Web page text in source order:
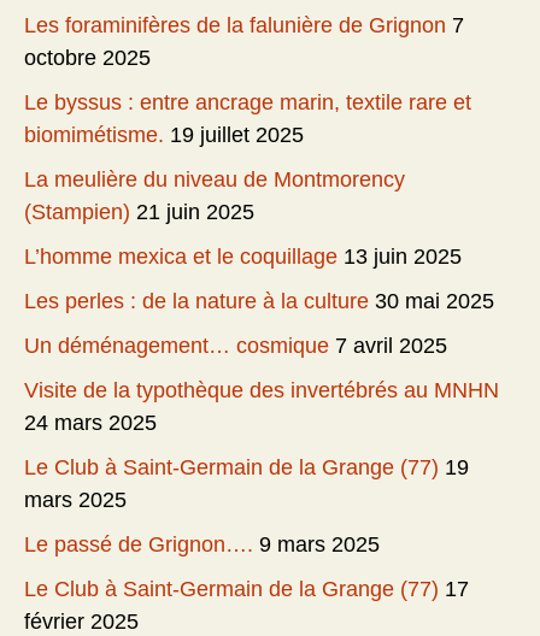
Les foraminifères de la falunière de Grignon 7
octobre 2025
Le byssus : entre ancrage marin, textile rare et
biomimétisme. 19 juillet 2025
La meulière du niveau de Montmorency
(Stampien) 21 juin 2025
L’homme mexica et le coquillage 13 juin 2025
Les perles : de la nature à la culture 30 mai 2025
Un déménagement… cosmique 7 avril 2025
Visite de la typothèque des invertébrés au MNHN
24 mars 2025
Le Club à Saint-Germain de la Grange (77) 19
mars 2025
Le passé de Grignon…. 9 mars 2025
Le Club à Saint-Germain de la Grange (77) 17
février 2025